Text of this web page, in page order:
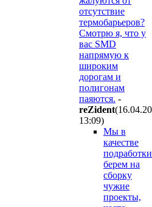
отсутствие
термобарьеров?
Смотрю я, что у
вас SMD
напрямую к
широким
дорогам и
полигонам
паяются. -
reZident
13:09)
Мы в
качестве
подработки
берем на
сборку
чужие
проекты,